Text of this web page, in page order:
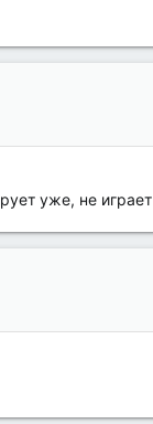
уже, не играет